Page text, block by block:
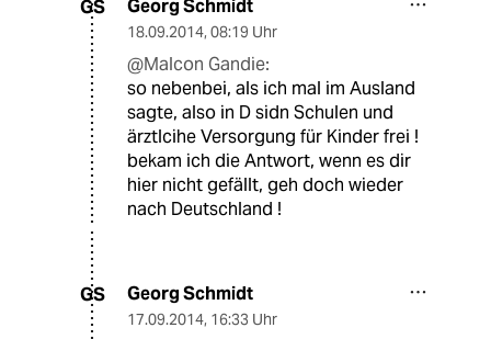
GS Georg Schmidt
18.09.2014, 08:19 Uhr
@Malcon Gandie:
so nebenbei, als ich mal im Ausland
sagte, also in D sidn Schulen und
ärztlcihe Versorgung für Kinder frei !
bekam ich die Antwort, wenn es dir
hier nicht gefällt, geh doch wieder
nach Deutschland !
GS Georg Schmidt
17.09.2014, 16:33 Uhr